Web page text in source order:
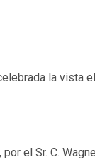
la vista
el Sr. C.